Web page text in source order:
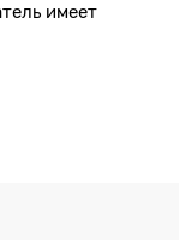
имеет